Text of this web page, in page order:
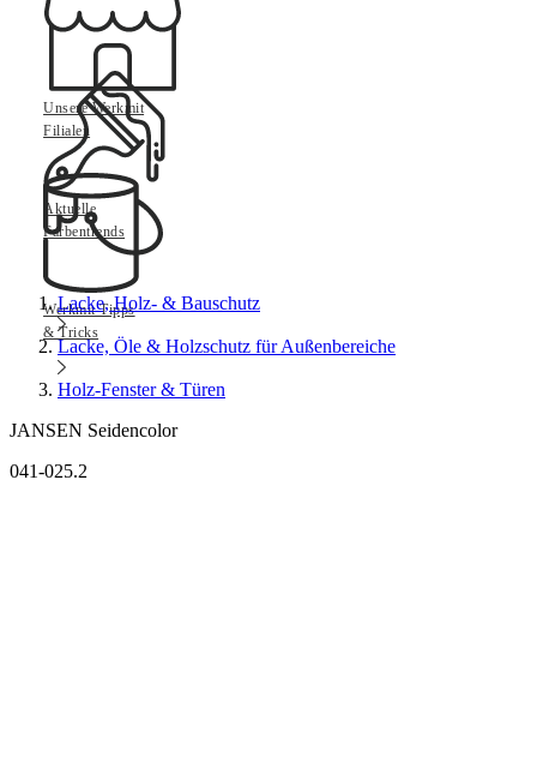
Unsere Werkmit
Filialen
Aktuelle
Farbentrends
Werkmit Tipps
& Tricks
Lacke, Holz- & Bauschutz
Lacke, Öle & Holzschutz für Außenbereiche
Holz-Fenster & Türen
JANSEN Seidencolor
041-025.2